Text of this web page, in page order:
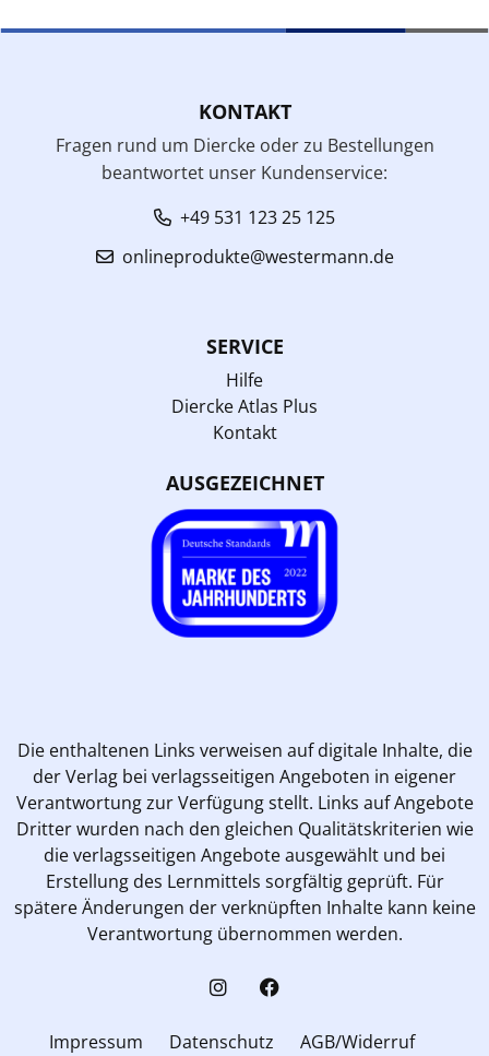
KONTAKT
Fragen rund um Diercke oder zu Bestellungen
beantwortet unser Kundenservice:
+49 531 123 25 125
onlineprodukte@westermann.de
SERVICE
Hilfe
Diercke Atlas Plus
Kontakt
AUSGEZEICHNET
Die enthaltenen Links verweisen auf digitale Inhalte, die
der Verlag bei verlagsseitigen Angeboten in eigener
Verantwortung zur Verfügung stellt. Links auf Angebote
Dritter wurden nach den gleichen Qualitätskriterien wie
die verlagsseitigen Angebote ausgewählt und bei
Erstellung des Lernmittels sorgfältig geprüft. Für
spätere Änderungen der verknüpften Inhalte kann keine
Verantwortung übernommen werden.
Impressum Datenschutz
AGB/Widerruf